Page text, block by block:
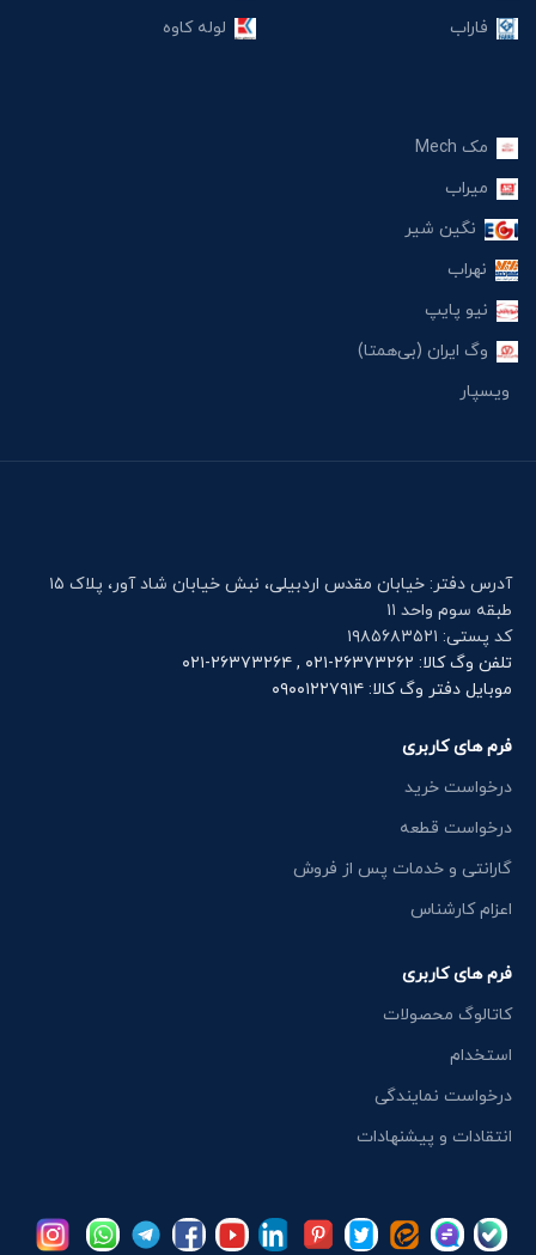
فاراب
لوله کاوه
مک Mech
میراب
نگین شیر
نهراب
نیو پایپ
وگ ایران (بی‌همتا)
ویسپار
آدرس دفتر: خیابان مقدس اردبیلی، نبش خیابان شاد آور، پلاک ۱۵
طبقه سوم واحد ۱۱
کد پستی: ۱۹۸۵۶۸۳۵۲۱
تلفن وگ کالا: ۲۶۳۷۳۲۶۲-۰۲۱ , ۲۶۳۷۳۲۶۴-۰۲۱
موبایل دفتر وگ کالا: ۰۹۰۰۱۲۲۷۹۱۴
فرم های کاربری
درخواست خرید
درخواست قطعه
گارانتی و خدمات پس از فروش
اعزام کارشناس
فرم های کاربری
کاتالوگ محصولات
استخدام
درخواست نمایندگی
انتقادات و پیشنهادات